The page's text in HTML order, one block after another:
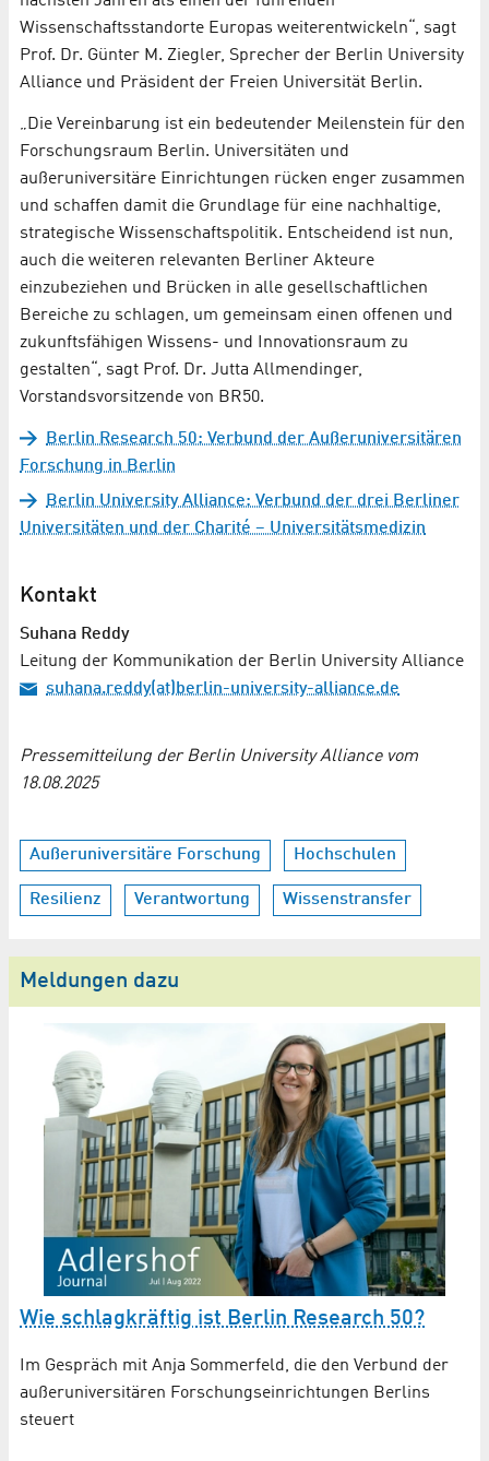
Wissenschaftsstandorte Europas weiterentwickeln“, sagt
Prof. Dr. Günter M. Ziegler, Sprecher der Berlin University
Alliance und Präsident der Freien Universität Berlin.
„Die Vereinbarung ist ein bedeutender Meilenstein für den
Forschungsraum Berlin. Universitäten und
außeruniversitäre Einrichtungen rücken enger zusammen
und schaffen damit die Grundlage für eine nachhaltige,
strategische Wissenschaftspolitik. Entscheidend ist nun,
auch die weiteren relevanten Berliner Akteure
einzubeziehen und Brücken in alle gesellschaftlichen
Bereiche zu schlagen, um gemeinsam einen offenen und
zukunftsfähigen Wissens- und Innovationsraum zu
gestalten“, sagt Prof. Dr. Jutta Allmendinger,
Vorstandsvorsitzende von BR50.
Berlin Research 50: Verbund der Außeruniversitären
Forschung in Berlin
Berlin University Alliance: Verbund der drei Berliner
Universitäten und der Charité – Universitätsmedizin
Kontakt
Suhana Reddy
Leitung der Kommunikation der Berlin University Alliance
suhana.reddy(at)berlin-university-alliance.de
Pressemitteilung der Berlin University Alliance vom
18.08.2025
Außeruniversitäre Forschung Hochschulen
Resilienz Verantwortung Wissenstransfer
Meldungen dazu
Wie schlagkräftig ist Berlin Research 50?
Im Gespräch mit Anja Sommerfeld, die den Verbund der
außeruniversitären Forschungseinrichtungen Berlins
steuert